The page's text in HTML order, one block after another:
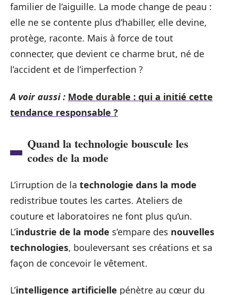
familier de l’aiguille. La mode change de peau :
elle ne se contente plus d’habiller, elle devine,
protège, raconte. Mais à force de tout
connecter, que devient ce charme brut, né de
l’accident et de l’imperfection ?
A voir aussi : Mode durable : qui a initié cette
tendance responsable ?
Quand la technologie bouscule les
codes de la mode
L’irruption de la technologie dans la mode
redistribue toutes les cartes. Ateliers de
couture et laboratoires ne font plus qu’un.
L’industrie de la mode s’empare des nouvelles
technologies, bouleversant ses créations et sa
façon de concevoir le vêtement.
L’intelligence artificielle pénètre au cœur du